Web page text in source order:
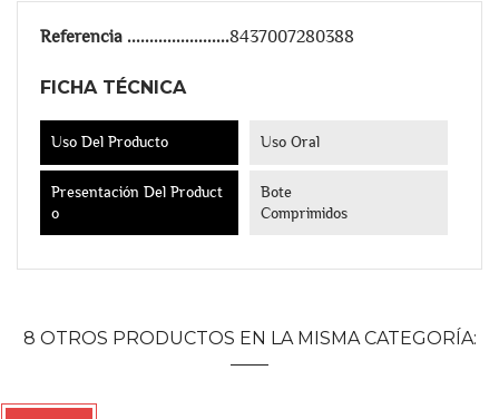
Referencia 8437007280388
FICHA TÉCNICA
Uso Del Producto Uso Oral
Presentación Del Product
O
Bote
Comprimidos
8 OTROS PRODUCTOS EN LA MISMA CATEGORÍA: